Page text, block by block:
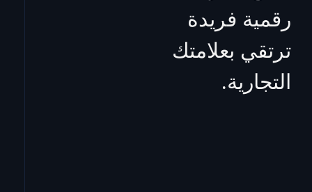
رقمية فريدة
ترتقي بعلامتك
التجارية.